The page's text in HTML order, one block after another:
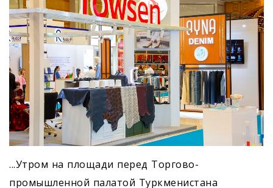
...Утром на площади перед Торгово-
промышленной палатой Туркменистана